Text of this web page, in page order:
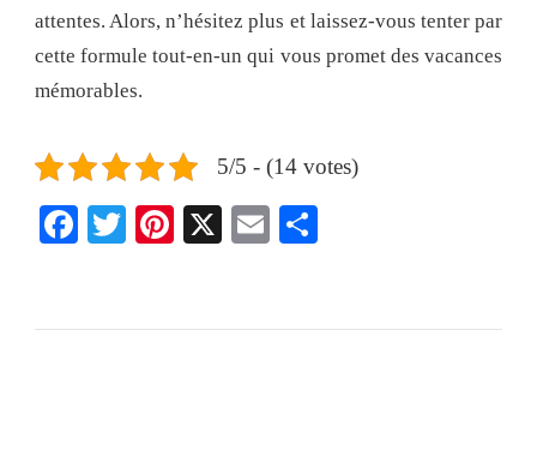
attentes. Alors, n’hésitez plus et laissez-vous tenter par
cette formule tout-en-un qui vous promet des vacances
mémorables.
5/5 - (14 votes)
Facebook
TwitterPinterest
X Email